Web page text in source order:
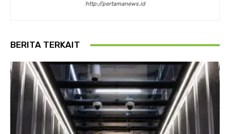
http://pertamanews.id
BERITA TERKAIT